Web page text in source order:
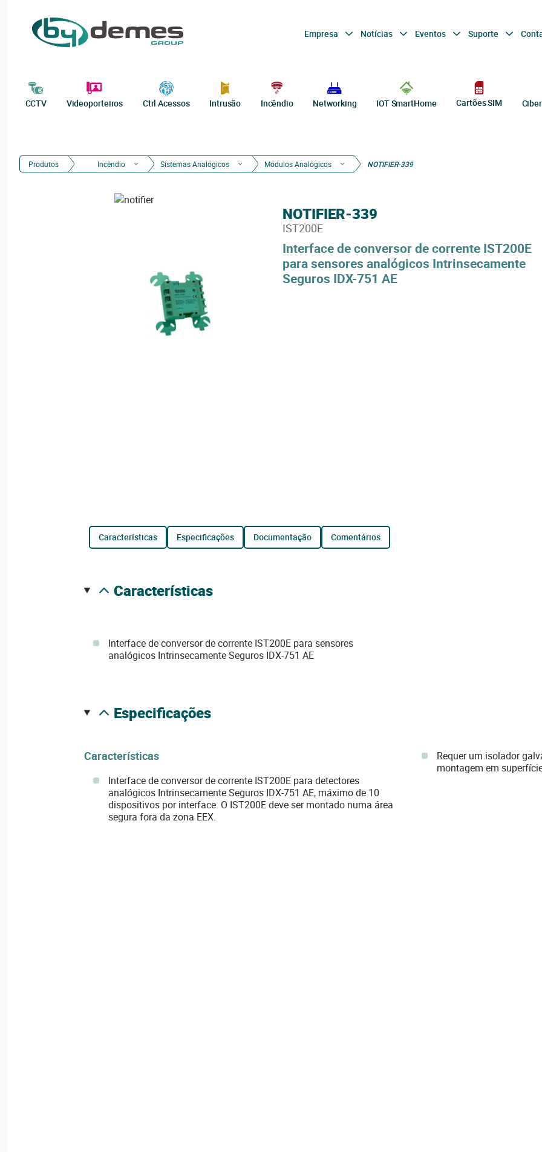
Empresa Notícias Eventos Suporte
CCTV Videoporteiros Ctrl Acessos Intrusão Incêndio Networking IOT SmartHome Cartões SIM
Produtos Incêndio Sistemas Analógicos Módulos Analógicos NOTIFIER-339
Interface de conversor de corrente IST200E
para sensores analógicos Intrinsecamente
Seguros IDX-751 AE
NOTIFIER-339
IST200E
características especificações documentação comentários
características
Interface de conversor de corrente IST200E para sensores
analógicos Intrinsecamente Seguros IDX-751 AE
especificações
Características
Interface de conversor de corrente IST200E para detectores
analógicos Intrinsecamente Seguros IDX-751 AE, máximo de 10
dispositivos por interface. O IST200E deve ser montado numa área
segura fora da zona EEX.
Requer um isolador
montagem em